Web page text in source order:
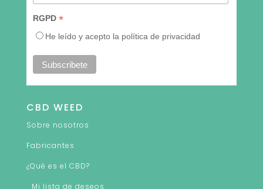
RGPD *
He leído y acepto la política de privacidad
CBD WEED
Sobre nosotros
Fabricantes
¿Qué es el CBD?
Mi lista de deseos